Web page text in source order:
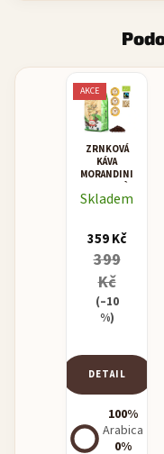
AKCE
ZRNKOVÁ
KÁVA
MORANDINI
BIOCAFFÈ
Skladem
359 Kč
399
Kč
(–10
%)
DETAIL
100%
Arabica
0%